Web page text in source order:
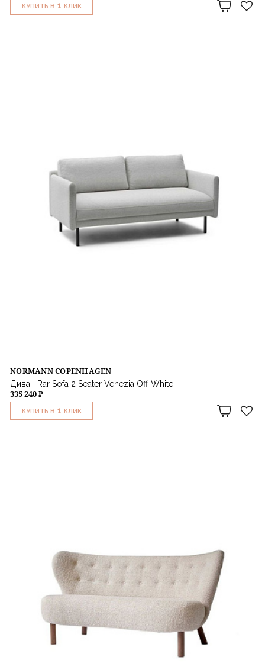
КУПИТЬ В 1 КЛИК
NORMANN COPENHAGEN
Диван Rar Sofa 2 Seater Venezia Off-White
335 240 ₽
КУПИТЬ В 1 КЛИК